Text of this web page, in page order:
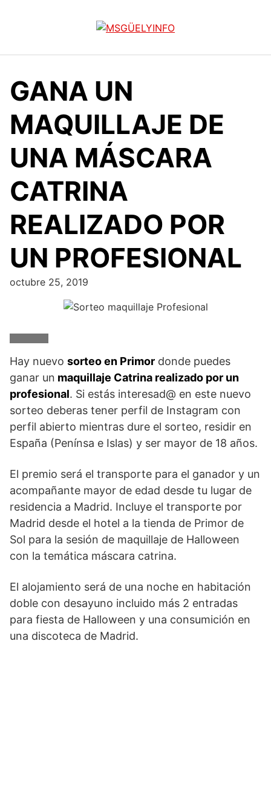
GANA UN
MAQUILLAJE DE
UNA MÁSCARA
CATRINA
REALIZADO POR
UN PROFESIONAL
octubre 25, 2019
Hay nuevo sorteo en Primor donde puedes
ganar un maquillaje Catrina realizado por un
profesional. Si estás interesad@ en este nuevo
sorteo deberas tener perfil de Instagram con
perfil abierto mientras dure el sorteo, residir en
España (Penínsa e Islas) y ser mayor de 18 años.
El premio será el transporte para el ganador y un
acompañante mayor de edad desde tu lugar de
residencia a Madrid. Incluye el transporte por
Madrid desde el hotel a la tienda de Primor de
Sol para la sesión de maquillaje de Halloween
con la temática máscara catrina.
El alojamiento será de una noche en habitación
doble con desayuno incluido más 2 entradas
para fiesta de Halloween y una consumición en
una discoteca de Madrid.